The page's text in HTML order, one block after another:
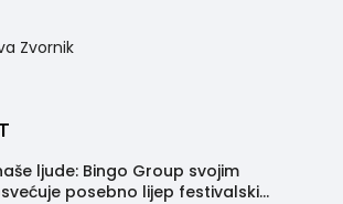
Zvornik
ljude: Bingo Group svojim
posebno lijep festivalski